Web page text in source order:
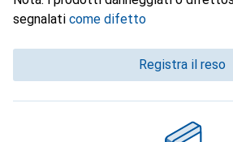
segnalati come difetto
Registra il reso